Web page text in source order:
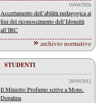
10/04/2026
Accertamento dell’abilità pedagogica ai
fini del riconoscimento dell’Idoneità
all’IRC
archivio normative
STUDENTI
28/05/2012
Il Ministro Profumo scrive a Mons.
Depalma